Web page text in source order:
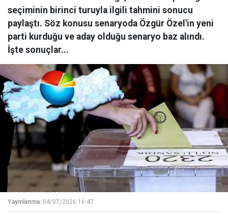
seçiminin birinci turuyla ilgili tahmini sonucu
paylaştı. Söz konusu senaryoda Özgür Özel'in yeni
parti kurduğu ve aday olduğu senaryo baz alındı.
İşte sonuçlar...
Yayınlanma: 04/07/2026 16:47